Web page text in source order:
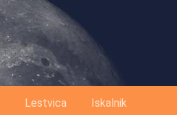
Lestvica Iskalnik